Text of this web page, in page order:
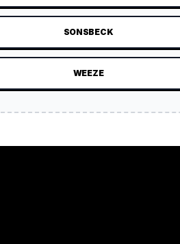
SONSBECK
WEEZE